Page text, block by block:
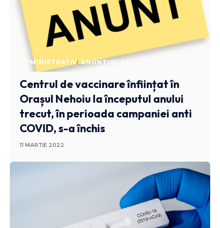
ADMINISTRATIV ANUNTURI BUZAU
Centrul de vaccinare înființat în
Orașul Nehoiu la începutul anului
trecut, în perioada campaniei anti
COVID, s-a închis
11 MARTIE 2022